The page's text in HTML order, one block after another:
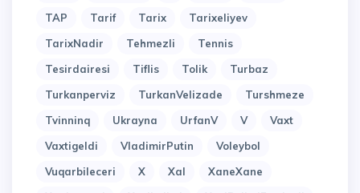
TAP
Tarif Tarix
Tarixeliyev
TarixNadir
Tehmezli
Tennis
Tesirdairesi
Tiflis Tolik
Turbaz
Turkanperviz
TurkanVelizade
Turshmeze
Tvinninq
Ukrayna UrfanV V
Vaxt
Vaxtigeldi
VladimirPutin
Voleybol
Vuqarbileceri
X Xal
XaneXane